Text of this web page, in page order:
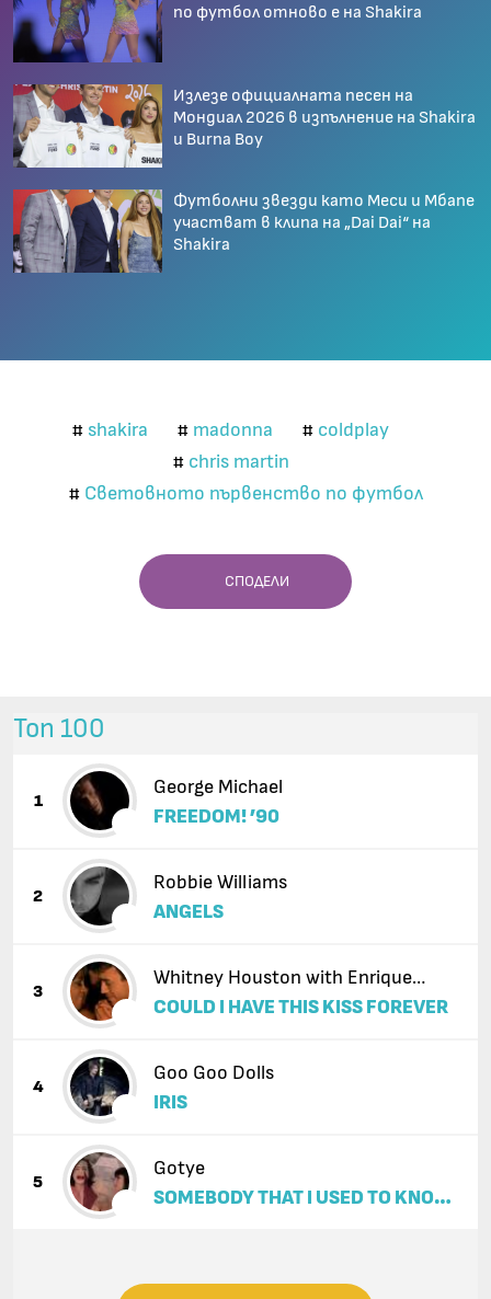
по футбол отново е на Shakira
Излезе официалната песен на
Мондиал 2026 в изпълнение на Shakira
и Burna Boy
Футболни звезди като Меси и Мбапе
участват в клипа на „Dai Dai“ на
Shakira
# shakira # madonna # coldplay
# chris martin
# Световното първенство по футбол
СПОДЕЛИ
Топ 100
1
George Michael
FREEDOM! ’90
2
Robbie Williams
ANGELS
3
Whitney Houston with Enrique
Iglesias
COULD I HAVE THIS KISS FOREVER
4
Goo Goo Dolls
IRIS
5
Gotye
SOMEBODY THAT I USED TO KNOW